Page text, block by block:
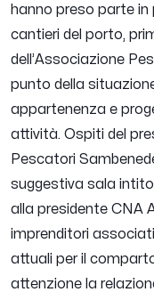
hanno preso parte
cantieri del porto,
dell’Associazione
punto della
appartenenza e
attività. Ospiti del
Pescatori
suggestiva sala
alla presidente CNA
imprenditori
attuali per il
attenzione la